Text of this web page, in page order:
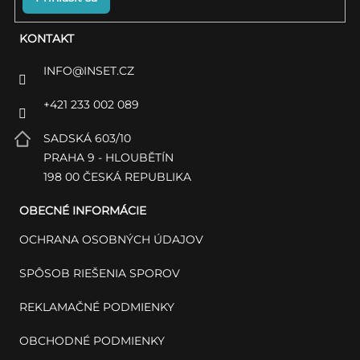
KONTAKT
INFO@INSET.CZ
+421 233 002 089
SADSKÁ 603/10
PRAHA 9 - HLOUBĚTÍN
198 00 ČESKÁ REPUBLIKA
OBECNÉ INFORMÁCIE
OCHRANA OSOBNÝCH ÚDAJOV
SPÔSOB RIEŠENIA SPOROV
REKLAMAČNÉ PODMIENKY
OBCHODNÉ PODMIENKY